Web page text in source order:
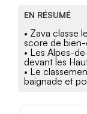
EN RÉSUMÉ
• Zava classe
score de
• Les Alpes-
devant les
• Le
baignade et